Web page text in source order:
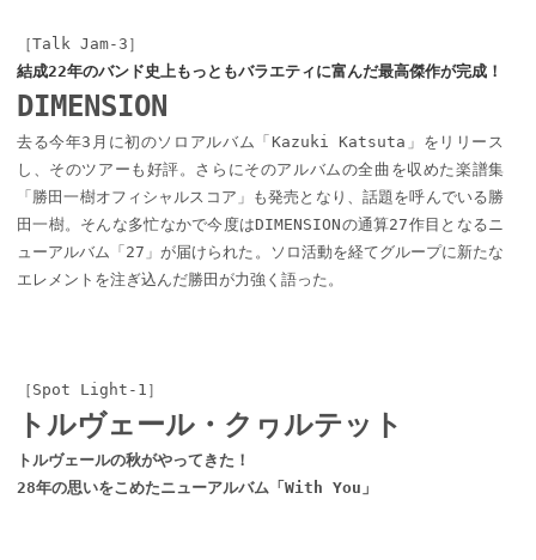
［Talk Jam-3］
結成22年のバンド史上もっともバラエティに富んだ最高傑作が完成！
DIMENSION
去る今年3月に初のソロアルバム「Kazuki Katsuta」をリリース
し、そのツアーも好評。さらにそのアルバムの全曲を収めた楽譜集
「勝田一樹オフィシャルスコア」も発売となり、話題を呼んでいる勝
田一樹。そんな多忙なかで今度はDIMENSIONの通算27作目となるニ
ューアルバム「27」が届けられた。ソロ活動を経てグループに新たな
エレメントを注ぎ込んだ勝田が力強く語った。
［Spot Light-1］
トルヴェール・クヮルテット
トルヴェールの秋がやってきた！
28年の思いをこめたニューアルバム「With You」